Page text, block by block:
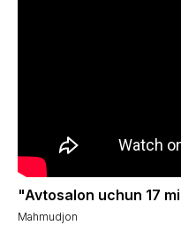
"Avtosalon uchun 17
Mahmudjon